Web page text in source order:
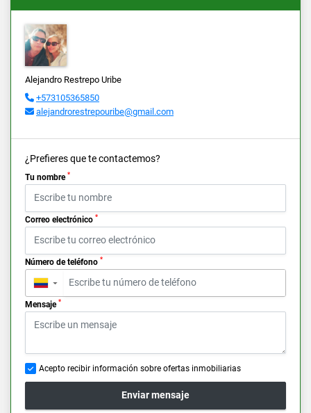
Alejandro Restrepo Uribe
+573105365850
alejandrorestrepouribe@gmail.com
¿Prefieres que te contactemos?
Tu nombre *
Correo electrónico *
Número de teléfono *
▼
Mensaje *
Acepto recibir información sobre ofertas inmobiliarias
Enviar mensaje